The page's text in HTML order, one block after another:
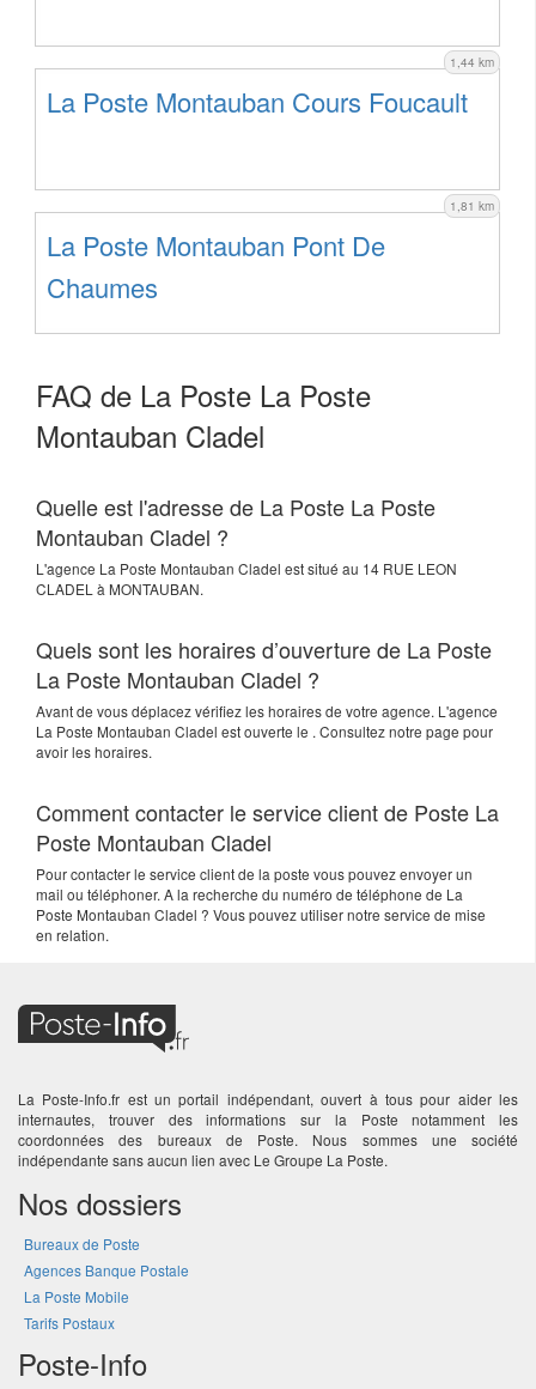
1,44 km
La Poste Montauban Cours Foucault
1,81 km
La Poste Montauban Pont De
Chaumes
FAQ de La Poste La Poste
Montauban Cladel
Quelle est l'adresse de La Poste La Poste
Montauban Cladel ?
L'agence La Poste Montauban Cladel est situé au 14 RUE LEON
CLADEL à MONTAUBAN.
Quels sont les horaires d’ouverture de La Poste
La Poste Montauban Cladel ?
Avant de vous déplacez vérifiez les horaires de votre agence. L'agence
La Poste Montauban Cladel est ouverte le . Consultez notre page pour
avoir les horaires.
Comment contacter le service client de Poste La
Poste Montauban Cladel
Pour contacter le service client de la poste vous pouvez envoyer un
mail ou téléphoner. A la recherche du numéro de téléphone de La
Poste Montauban Cladel ? Vous pouvez utiliser notre service de mise
en relation.
La Poste-Info.fr est un portail indépendant, ouvert à tous pour aider les
internautes, trouver des informations sur la Poste notamment les
coordonnées des bureaux de Poste. Nous sommes une société
indépendante sans aucun lien avec Le Groupe La Poste.
Nos dossiers
Bureaux de Poste
Agences Banque Postale
La Poste Mobile
Tarifs Postaux
Poste-Info